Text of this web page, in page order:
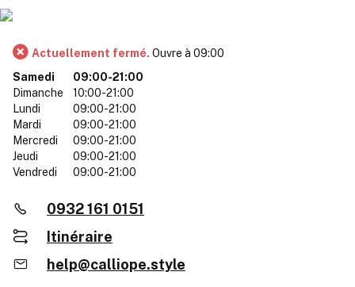
Actuellement fermé. Ouvre à 09:00
Samedi
09:00-21:00
Dimanche
10:00-21:00
Lundi
09:00-21:00
Mardi
09:00-21:00
Mercredi
09:00-21:00
Jeudi
09:00-21:00
Vendredi
09:00-21:00
0932 161 0151
Itinéraire
help@calliope.style